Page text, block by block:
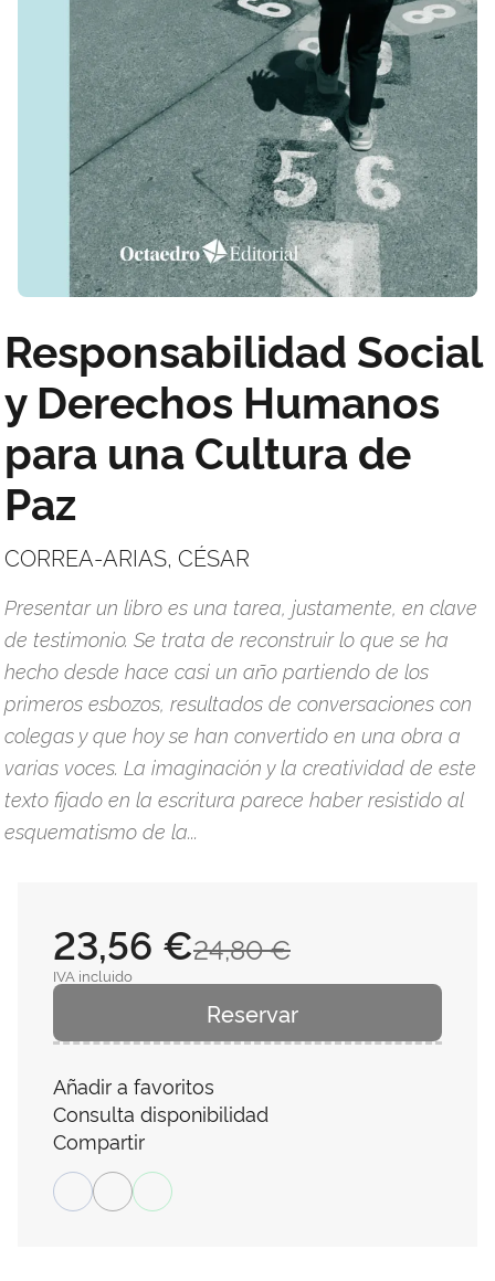
Responsabilidad Social
y Derechos Humanos
para una Cultura de
Paz
CORREA-ARIAS, CÉSAR
Presentar un libro es una tarea, justamente, en clave
de testimonio. Se trata de reconstruir lo que se ha
hecho desde hace casi un año partiendo de los
primeros esbozos, resultados de conversaciones con
colegas y que hoy se han convertido en una obra a
varias voces. La imaginación y la creatividad de este
texto fijado en la escritura parece haber resistido al
esquematismo de la...
24,80 €
23,56 €
IVA incluido
Reservar
Añadir a favoritos
Consulta disponibilidad
Compartir